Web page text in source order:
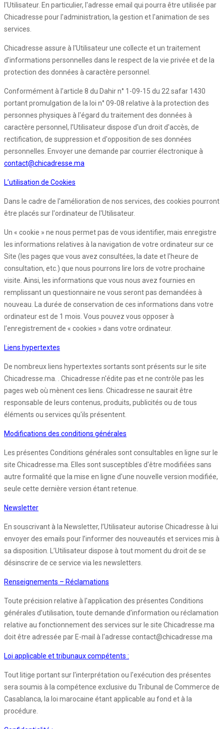
l'Utilisateur. En particulier, l'adresse email qui pourra être utilisée par
Chicadresse pour l'administration, la gestion et l'animation de ses
services.
Chicadresse assure à l'Utilisateur une collecte et un traitement
d'informations personnelles dans le respect de la vie privée et de la
protection des données à caractère personnel.
Conformément à l’article 8 du Dahir n° 1-09-15 du 22 safar 1430
portant promulgation de la loi n° 09-08 relative à la protection des
personnes physiques à l'égard du traitement des données à
caractère personnel, l’Utilisateur dispose d'un droit d'accès, de
rectification, de suppression et d'opposition de ses données
personnelles. Envoyer une demande par courrier électronique à
contact@chicadresse.ma
L’utilisation de Cookies
Dans le cadre de l'amélioration de nos services, des cookies pourront
être placés sur l'ordinateur de l'Utilisateur.
Un « cookie » ne nous permet pas de vous identifier, mais enregistre
les informations relatives à la navigation de votre ordinateur sur ce
Site (les pages que vous avez consultées, la date et l'heure de
consultation, etc.) que nous pourrons lire lors de votre prochaine
visite. Ainsi, les informations que vous nous avez fournies en
remplissant un questionnaire ne vous seront pas demandées à
nouveau. La durée de conservation de ces informations dans votre
ordinateur est de 1 mois. Vous pouvez vous opposer à
l'enregistrement de « cookies » dans votre ordinateur.
Liens hypertextes
De nombreux liens hypertextes sortants sont présents sur le site
Chicadresse.ma. . Chicadresse n'édite pas et ne contrôle pas les
pages web où mènent ces liens. Chicadresse ne saurait être
responsable de leurs contenus, produits, publicités ou de tous
éléments ou services qu'ils présentent.
Modifications des conditions générales
Les présentes Conditions générales sont consultables en ligne sur le
site Chicadresse.ma. Elles sont susceptibles d'être modifiées sans
autre formalité que la mise en ligne d'une nouvelle version modifiée,
seule cette dernière version étant retenue.
Newsletter
En souscrivant à la Newsletter, l’Utilisateur autorise Chicadresse à lui
envoyer des emails pour l’informer des nouveautés et services mis à
sa disposition. L’Utilisateur dispose à tout moment du droit de se
désinscrire de ce service via les newsletters.
Renseignements – Réclamations
Toute précision relative à l'application des présentes Conditions
générales d’utilisation, toute demande d'information ou réclamation
relative au fonctionnement des services sur le site Chicadresse.ma
doit être adressée par E-mail à l'adresse contact@chicadresse.ma
Loi applicable et tribunaux compétents :
Tout litige portant sur l'interprétation ou l'exécution des présentes
sera soumis à la compétence exclusive du Tribunal de Commerce de
Casablanca, la loi marocaine étant applicable au fond et à la
procédure.